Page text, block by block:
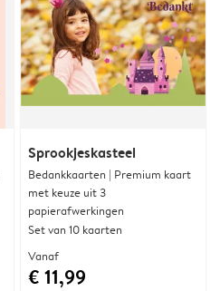
Sprookjeskasteel
Bedankkaarten | Premium kaart
met keuze uit 3
papierafwerkingen
Set van 10 kaarten
Vanaf
€ 11,99